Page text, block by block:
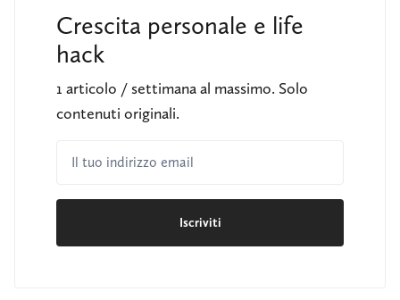
Crescita personale e life
hack
1 articolo / settimana al massimo. Solo
contenuti originali.
Il tuo indirizzo email
Iscriviti